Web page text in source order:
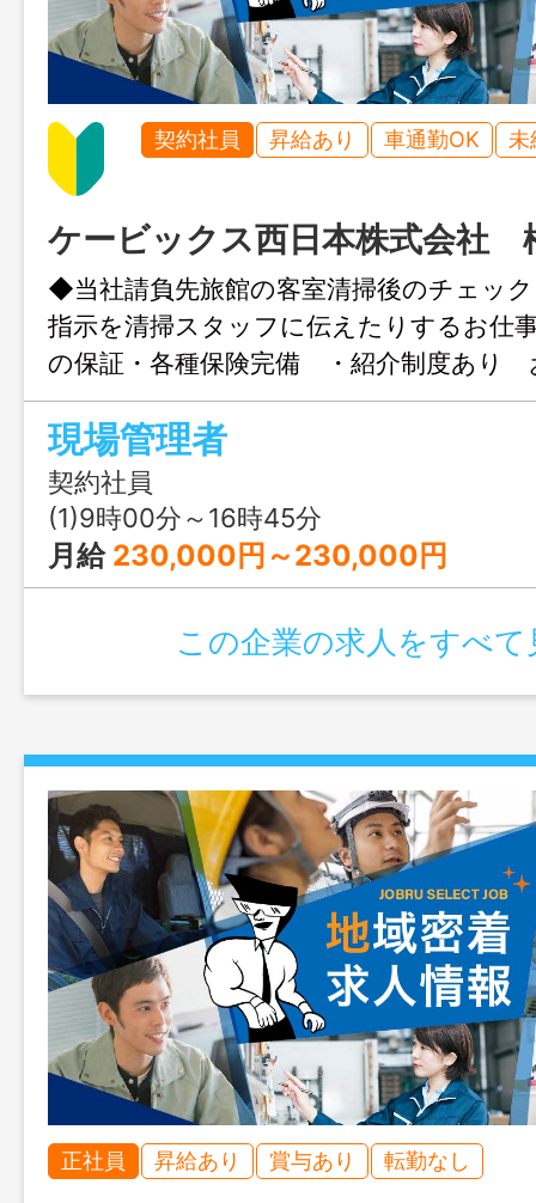
契約社員 昇給あり 車通勤OK 未
ケービックス西日本株式会社
◆当社請負先旅館の客室清掃後のチェ
指示を清掃スタッフに伝えたりするお仕
の保証・各種保険完備 ・紹介制度あり
万円支給 ・マイカー通勤可 ※変更範
る業務
現場管理者
契約社員
(1)9時00分～16時45分
月給 230,000円～230,000円
この企業の求人をすべて
正社員 昇給あり 賞与あり 転勤なし